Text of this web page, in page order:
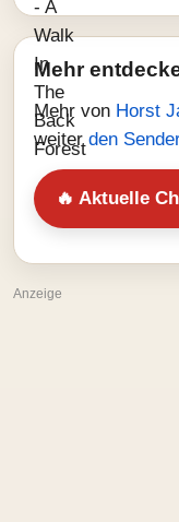
Mehr
Mehr von Horst
weiter den
🔥 Aktuelle
Anzeige